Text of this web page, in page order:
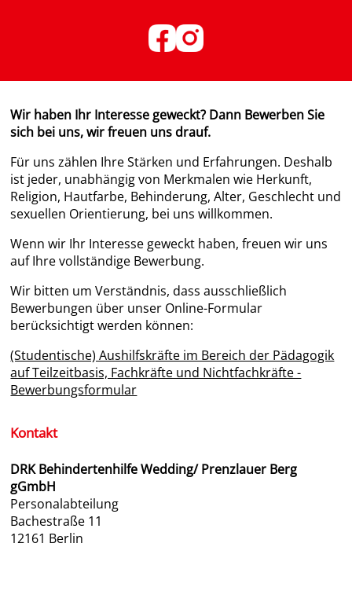
Wir haben Ihr Interesse geweckt? Dann Bewerben Sie
sich bei uns, wir freuen uns drauf.
Für uns zählen Ihre Stärken und Erfahrungen. Deshalb
ist jeder, unabhängig von Merkmalen wie Herkunft,
Religion, Hautfarbe, Behinderung, Alter, Geschlecht und
sexuellen Orientierung, bei uns willkommen.
Wenn wir Ihr Interesse geweckt haben, freuen wir uns
auf Ihre vollständige Bewerbung.
Wir bitten um Verständnis, dass ausschließlich
Bewerbungen über unser Online-Formular
berücksichtigt werden können:
(Studentische) Aushilfskräfte im Bereich der Pädagogik
auf Teilzeitbasis, Fachkräfte und Nichtfachkräfte -
Bewerbungsformular
Kontakt
DRK Behindertenhilfe Wedding/ Prenzlauer Berg
gGmbH
Personalabteilung
Bachestraße 11
12161 Berlin